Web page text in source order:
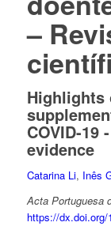
–
Highlights
COVID-19
evidence
Catarina Li, Inês
Acta Portuguesa
https://dx.doi.org/